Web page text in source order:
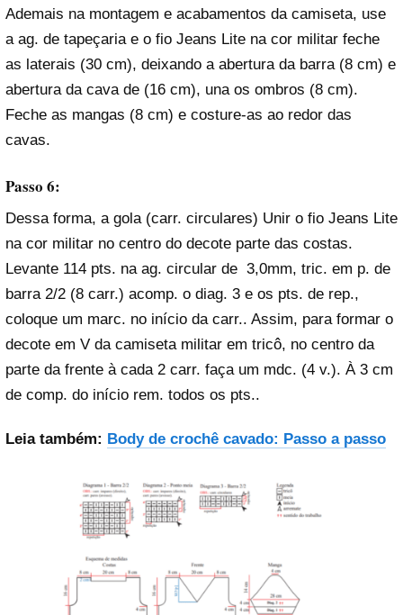
Ademais na montagem e acabamentos da camiseta, use
a ag. de tapeçaria e o fio Jeans Lite na cor militar feche
as laterais (30 cm), deixando a abertura da barra (8 cm) e
abertura da cava de (16 cm), una os ombros (8 cm).
Feche as mangas (8 cm) e costure-as ao redor das
cavas.
Passo 6:
Dessa forma, a gola (carr. circulares) Unir o fio Jeans Lite
na cor militar no centro do decote parte das costas.
Levante 114 pts. na ag. circular de 3,0mm, tric. em p. de
barra 2/2 (8 carr.) acomp. o diag. 3 e os pts. de rep.,
coloque um marc. no início da carr.. Assim, para formar o
decote em V da camiseta militar em tricô, no centro da
parte da frente à cada 2 carr. faça um mdc. (4 v.). À 3 cm
de comp. do início rem. todos os pts..
Leia também: Body de crochê cavado: Passo a passo